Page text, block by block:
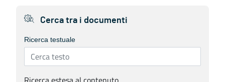
Cerca tra i documenti
Ricerca testuale